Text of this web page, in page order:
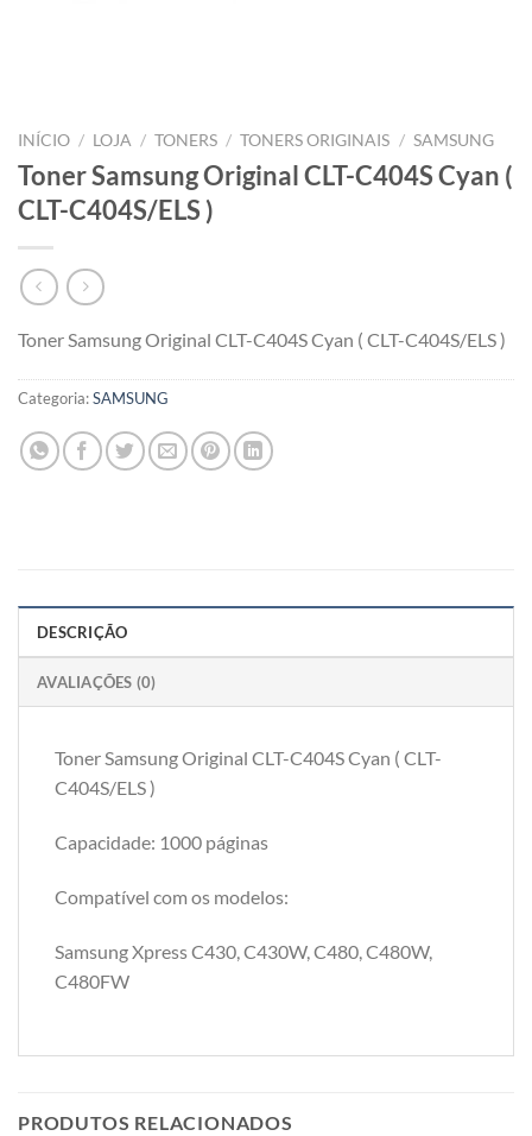
INÍCIO / LOJA / TONERS / TONERS ORIGINAIS / SAMSUNG
Toner Samsung Original CLT-C404S Cyan (
CLT-C404S/ELS )
Toner Samsung Original CLT-C404S Cyan ( CLT-C404S/ELS )
Categoria:SAMSUNG
DESCRIÇÃO
AVALIAÇÕES (0)
Toner Samsung Original CLT-C404S Cyan ( CLT-
C404S/ELS )
Capacidade: 1000 páginas
Compatível com os modelos:
Samsung Xpress C430, C430W, C480, C480W,
C480FW
PRODUTOS RELACIONADOS